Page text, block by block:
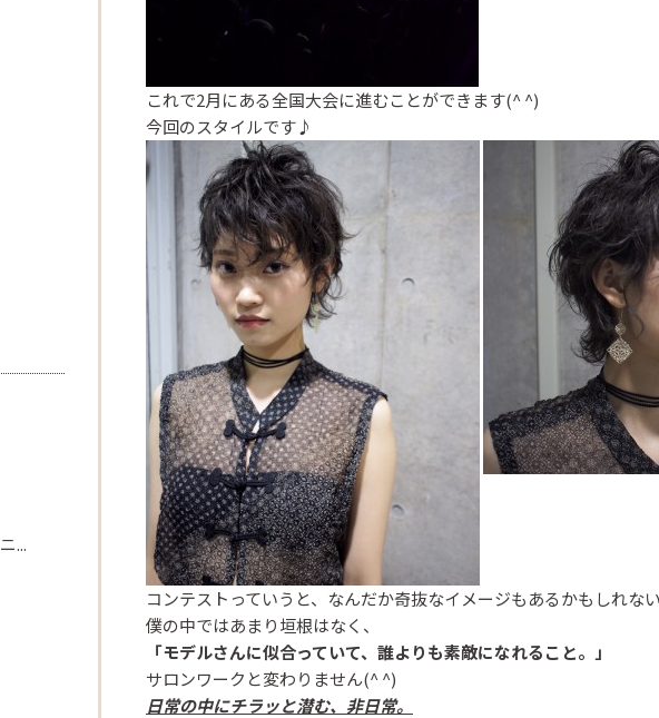
これで2月にある全国大会に進むことができます(^ ^)
今回のスタイルです♪
コンテストっていうと、なんだか奇抜なイメージもあるかもしれな
僕の中ではあまり垣根はなく、
「モデルさんに似合っていて、誰よりも素敵になれること。」
サロンワークと変わりません(^ ^)
日常の中にチラッと潜む、非日常。
...
Beautism
本郷三丁目店
Beautism